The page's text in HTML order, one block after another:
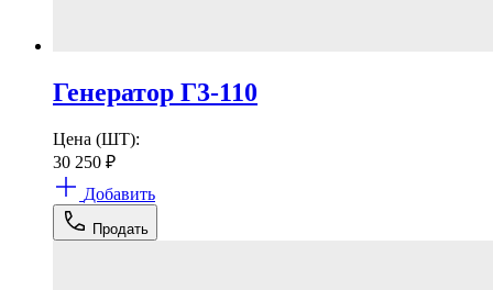
Генератор Г3-110
Цена (ШТ):
30 250 ₽
Добавить
Продать